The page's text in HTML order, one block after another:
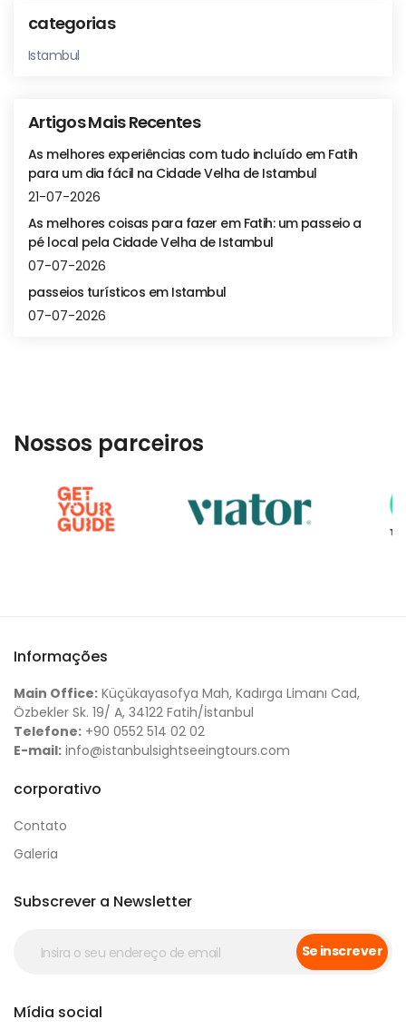
categorias
Istambul
Artigos Mais Recentes
As melhores experiências com tudo incluído em Fatih
para um dia fácil na Cidade Velha de Istambul
21-07-2026
As melhores coisas para fazer em Fatih: um passeio a
pé local pela Cidade Velha de Istambul
07-07-2026
passeios turísticos em Istambul
07-07-2026
Nossos parceiros
Informações
Main Office: Küçükayasofya Mah, Kadırga Limanı Cad,
Özbekler Sk. 19/ A, 34122 Fatih/İstanbul
Telefone: +90 0552 514 02 02
E-mail: info@istanbulsightseeingtours.com
corporativo
Contato
Galeria
Subscrever a Newsletter
Se inscrever
Mídia social